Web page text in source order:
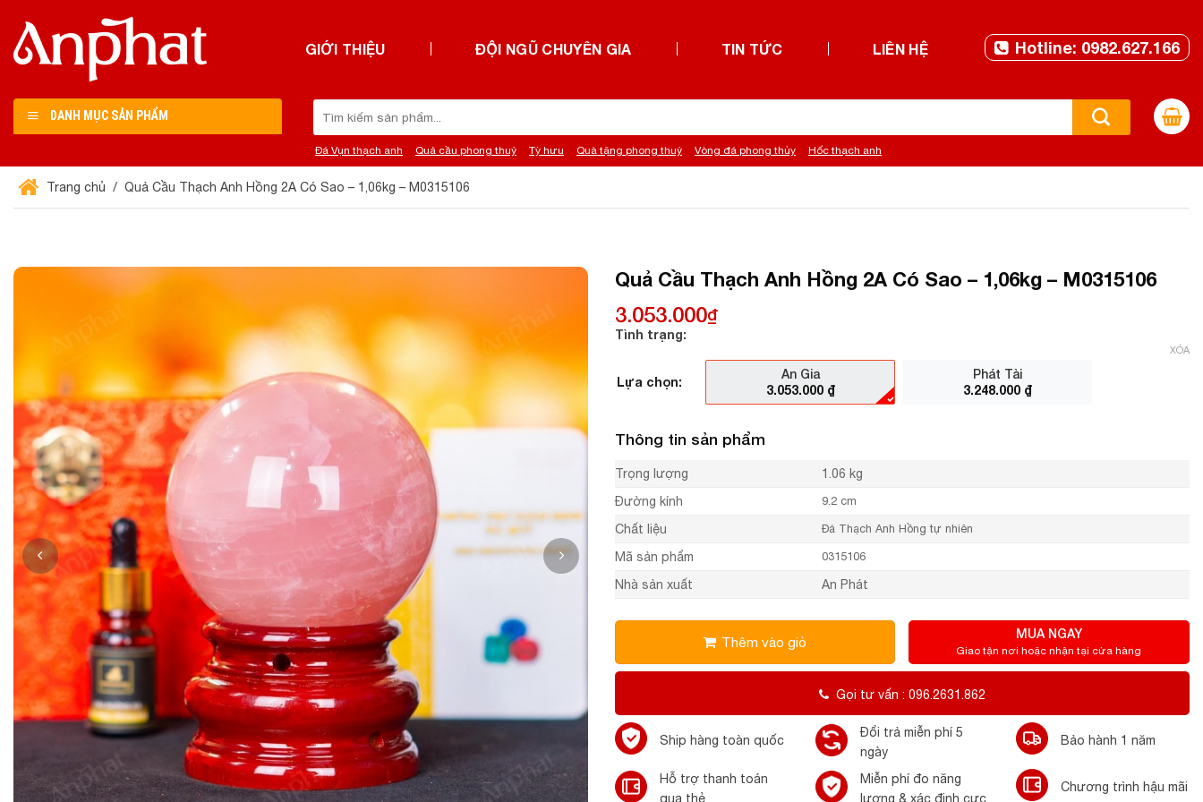
đến
nội
GIỚI THIỆU ĐỘI NGŨ CHUYÊN GIA TIN TỨC LIÊN HỆ Hotline: 0982.627.166
DANH MỤC SẢN PHẨM
kiếm:
Đá Vụn thạch anh Quả cầu phong thuỷ Tỳ hưu Quà tặng phong thuỷ Vòng đá phong thủy Hốc thạch anh
Trang chủ Quả Cầu Thạch Anh Hồng 2A Có Sao – 1,06kg – M0315106
Quả Cầu Thạch Anh Hồng 2A Có Sao – 1,06kg – M0315106
3.053.000₫
Tình trạng:
Lựa chọn:
An Gia
3.053.000 ₫
Phát Tài
3.248.000 ₫
XÓA
Thông tin sản phẩm
Trọng lượng
1.06 kg
Đường kính
9.2 cm
Chất liệu Đá Thạch Anh Hồng tự nhiên
Mã sản phẩm 0315106
Nhà sản xuất An Phát
Thêm vào giỏ MUA NGAY
Giao tận nơi hoặc nhận tại cửa hàng
Gọi tư vấn : 096.2631.862
Ship hàng toàn quốc
Đổi trả miễn phí 5
ngày
Bảo hành 1 năm
Hỗ trợ thanh toán
qua thẻ
Miễn phí đo năng
lượng & xác định cực
Chương trình hậu mãi